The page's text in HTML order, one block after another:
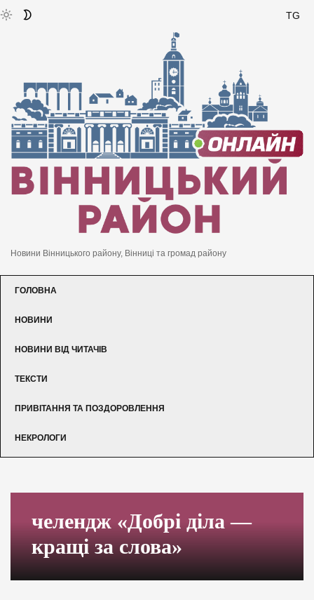
TG
Новини Вінницького району, Вінниці та громад району
ГОЛОВНА
НОВИНИ
НОВИНИ ВІД ЧИТАЧІВ
ТЕКСТИ
ПРИВІТАННЯ ТА ПОЗДОРОВЛЕННЯ
НЕКРОЛОГИ
челендж «Добрі діла —
кращі за слова»